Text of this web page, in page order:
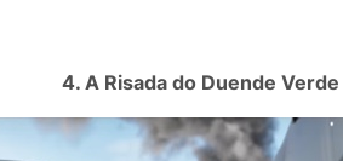
4. A Risada do Duende Verde